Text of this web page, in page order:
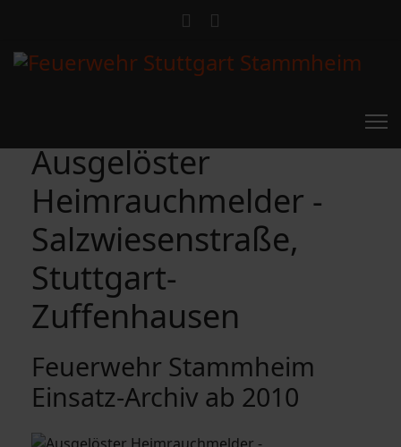
Feuerwehr Stammheim
Einsatz-Archiv ab 2010
Ausgelöster
Heimrauchmelder -
Salzwiesenstraße,
Stuttgart-
Zuffenhausen